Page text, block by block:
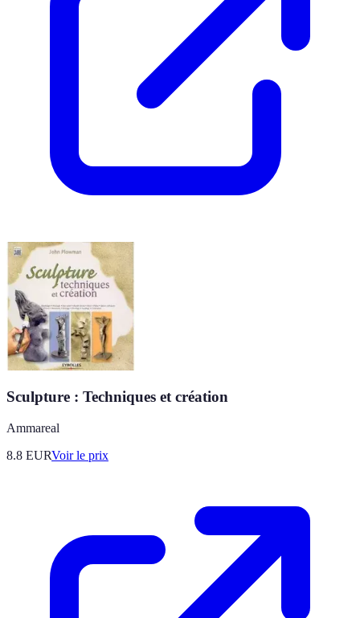
Sculpture : Techniques et création
Ammareal
8.8 EURVoir le prix